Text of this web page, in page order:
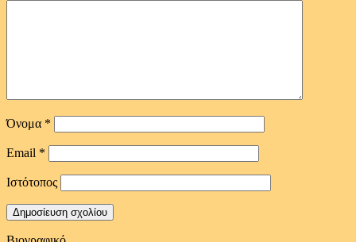
Όνομα *
Email *
Ιστότοπος